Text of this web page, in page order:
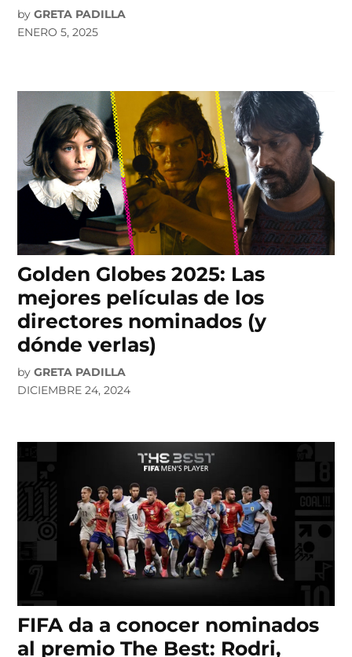
by GRETA PADILLA
ENERO 5, 2025
Golden Globes 2025: Las
mejores películas de los
directores nominados (y
dónde verlas)
by GRETA PADILLA
DICIEMBRE 24, 2024
FIFA da a conocer nominados
al premio The Best: Rodri,